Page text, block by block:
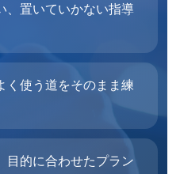
、置いていかない指導
く使う道をそのまま練
目的に合わせたプラン